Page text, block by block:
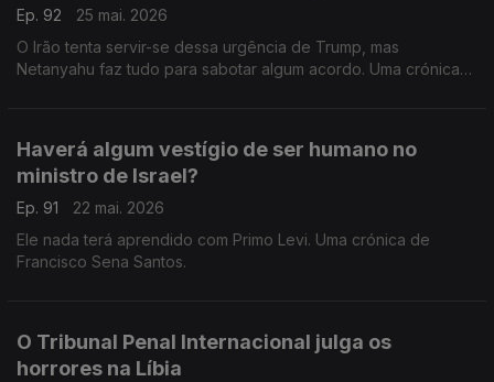
Ep. 92
25 mai. 2026
O Irão tenta servir-se dessa urgência de Trump, mas
Netanyahu faz tudo para sabotar algum acordo. Uma crónica
Haverá algum vestígio de ser humano no
ministro de Israel?
Ep. 91
22 mai. 2026
Ele nada terá aprendido com Primo Levi. Uma crónica de
Francisco Sena Santos.
O Tribunal Penal Internacional julga os
horrores na Líbia